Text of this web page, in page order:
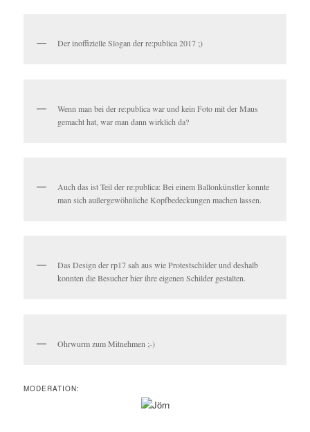
Der inoffizielle Slogan der re:publica 2017 ;)
Wenn man bei der re:publica war und kein Foto mit der Maus
gemacht hat, war man dann wirklich da?
Auch das ist Teil der re:publica: Bei einem Ballonkünstler konnte
man sich außergewöhnliche Kopfbedeckungen machen lassen.
Das Design der rp17 sah aus wie Protestschilder und deshalb
konnten die Besucher hier ihre eigenen Schilder gestalten.
Ohrwurm zum Mitnehmen ;-)
MODERATION: